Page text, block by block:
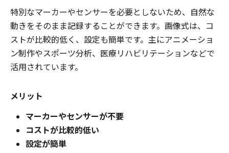
特別なマーカーやセンサーを必要としないため、自然な
動きをそのまま記録することができます。画像式は、コ
ストが比較的低く、設定も簡単です。主にアニメーショ
ン制作やスポーツ分析、医療リハビリテーションなどで
活用されています。
メリット
マーカーやセンサーが不要
コストが比較的低い
設定が簡単